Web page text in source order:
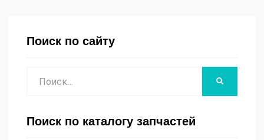
Поиск по сайту
Поиск по каталогу запчастей